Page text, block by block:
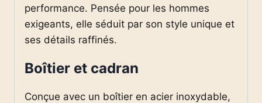
performance. Pensée pour les hommes
exigeants, elle séduit par son style unique et
ses détails raffinés.
Boîtier et cadran
Conçue avec un boîtier en acier inoxydable,